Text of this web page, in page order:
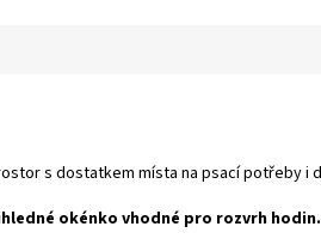
s dostatkem místa na psací potřeby i
okénko vhodné pro rozvrh hodin.